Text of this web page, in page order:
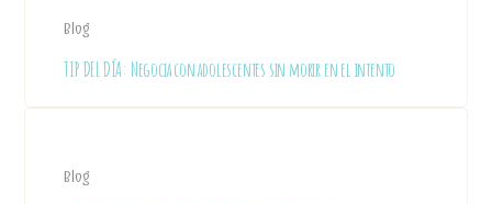
Blog
TIP DEL DÍA: Negocia con adolescentes sin morir en el intento
Blog